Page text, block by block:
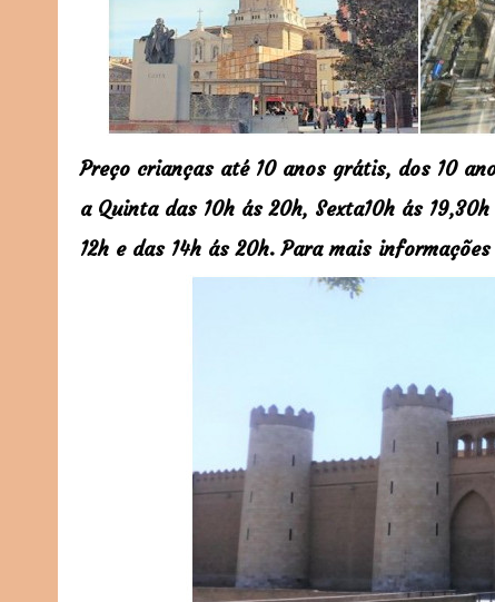
Preço crianças até 10 anos grátis, dos 10
a Quinta das 10h ás 20h, Sexta10h ás
12h e das 14h ás 20h. Para mais